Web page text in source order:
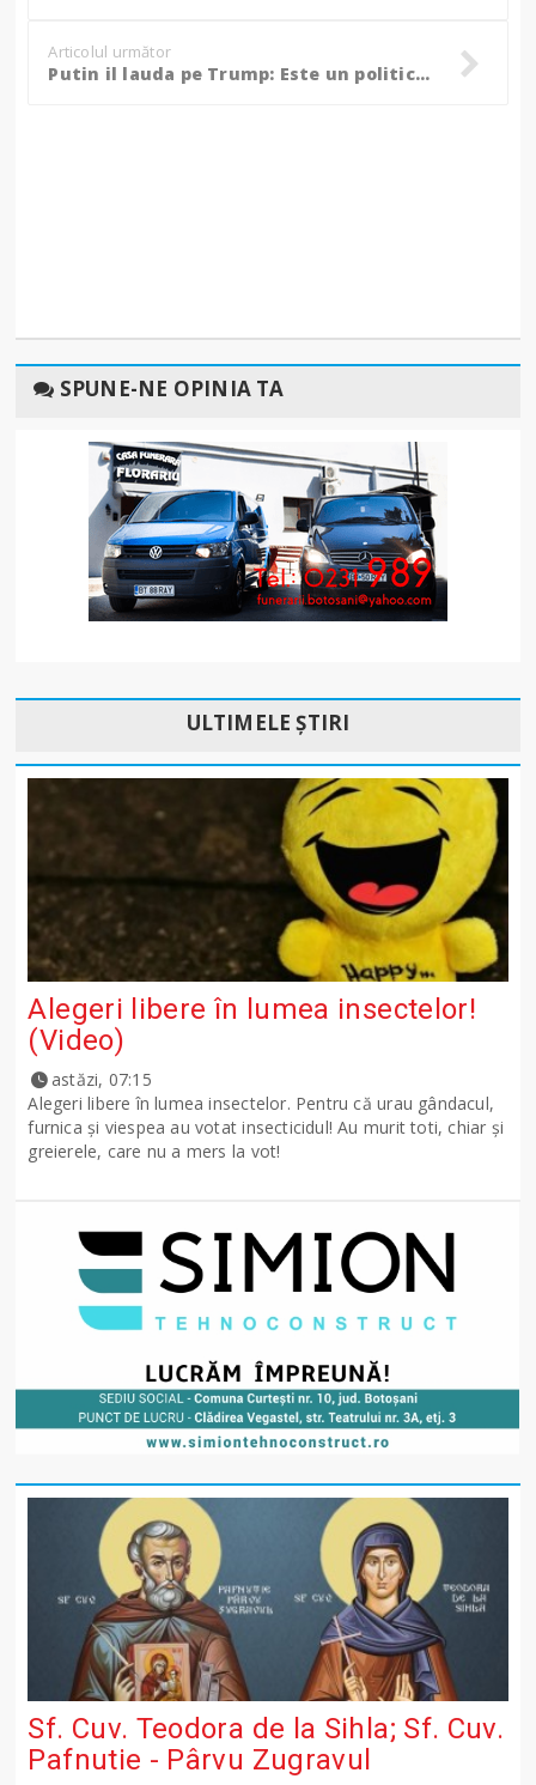
Articolul următor
Putin il lauda pe Trump: Este un politician competent si foarte eficient
SPUNE-NE OPINIA TA
ULTIMELE ȘTIRI
Alegeri libere în lumea insectelor!
(Video)
astăzi, 07:15
Alegeri libere în lumea insectelor. Pentru că urau gândacul,
furnica și viespea au votat insecticidul! Au murit toti, chiar și
greierele, care nu a mers la vot!
Sf. Cuv. Teodora de la Sihla; Sf. Cuv.
Pafnutie - Pârvu Zugravul